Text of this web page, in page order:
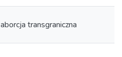
aborcja transgraniczna